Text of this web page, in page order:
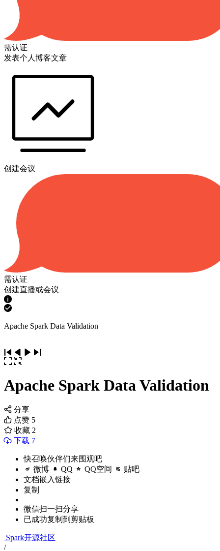
需认证
发表个人博客文章
创建会议
需认证
创建直播或会议
Apache Spark Data Validation
Apache Spark Data Validation
分享
点赞 5
收藏 2
下载 7
快召唤伙伴们来围观吧
微博 QQ QQ空间 贴吧
文档嵌入链接
复制
微信扫一扫分享
已成功复制到剪贴板
Spark开源社区
/